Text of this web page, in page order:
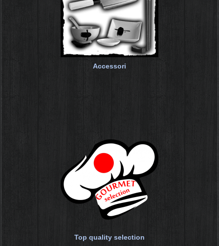
Accessori
Top quality selection